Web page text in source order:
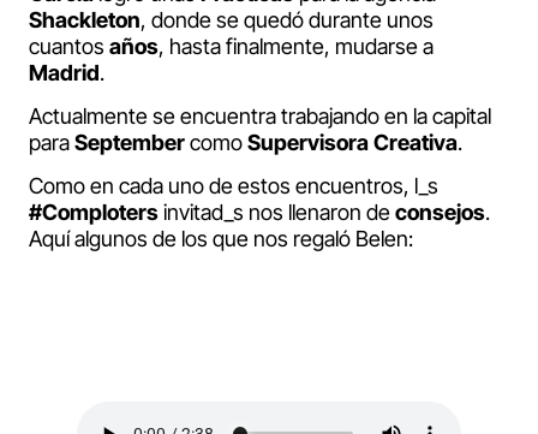
Shackleton, donde se quedó durante unos
cuantos años, hasta finalmente, mudarse a
Madrid.
Actualmente se encuentra trabajando en la capital
paraSeptembercomoSupervisoraCreativa.
Como en cada uno de estos encuentros, l_s
#Complotersinvitad_s nos llenaron deconsejos.
Aquí algunos de los que nos regaló Belen: